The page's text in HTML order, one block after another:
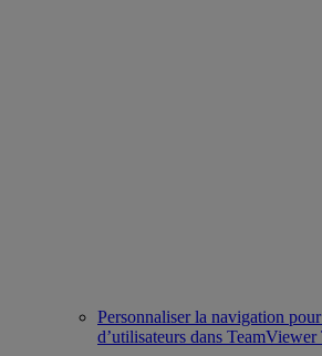
Personnaliser la navigation
d’utilisateurs dans TeamViewer